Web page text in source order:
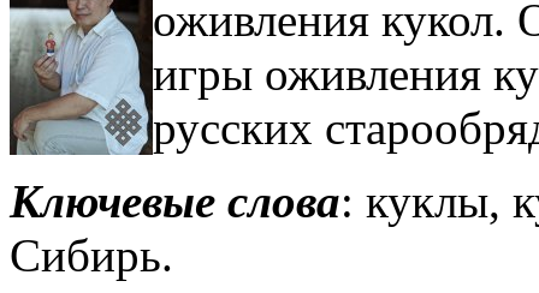
оживления кукол.
игры оживления
русских
Ключевые слова: куклы,
Сибирь.